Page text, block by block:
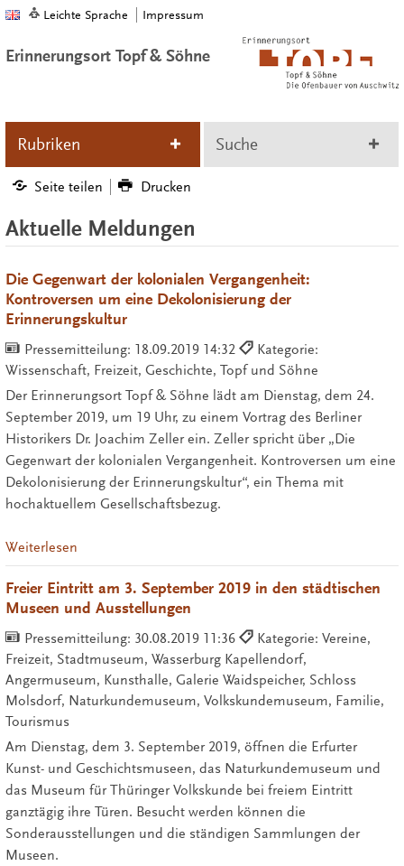
Leichte Sprache Impressum
Erinnerungsort Topf & Söhne
Rubriken Suche
Seite teilen Drucken
Aktuelle Meldungen
Die Gegenwart der kolonialen Vergangenheit:
Kontroversen um eine Dekolonisierung der
Erinnerungskultur
Pressemitteilung: 18.09.2019 14:32
Kategorie:
Wissenschaft, Freizeit, Geschichte, Topf und Söhne
Der Erinnerungsort Topf & Söhne lädt am Dienstag, dem 24.
September 2019, um 19 Uhr, zu einem Vortrag des Berliner
Historikers Dr. Joachim Zeller ein. Zeller spricht über „Die
Gegenwart der kolonialen Vergangenheit. Kontroversen um eine
Dekolonisierung der Erinnerungskultur“, ein Thema mit
hochaktuellem Gesellschaftsbezug.
Weiterlesen
Freier Eintritt am 3. September 2019 in den städtischen
Museen und Ausstellungen
Pressemitteilung: 30.08.2019 11:36
Kategorie: Vereine,
Freizeit, Stadtmuseum, Wasserburg Kapellendorf,
Angermuseum, Kunsthalle, Galerie Waidspeicher, Schloss
Molsdorf, Naturkundemuseum, Volkskundemuseum, Familie,
Tourismus
Am Dienstag, dem 3. September 2019, öffnen die Erfurter
Kunst- und Geschichtsmuseen, das Naturkundemuseum und
das Museum für Thüringer Volkskunde bei freiem Eintritt
ganztägig ihre Türen. Besucht werden können die
Sonderausstellungen und die ständigen Sammlungen der
Museen.